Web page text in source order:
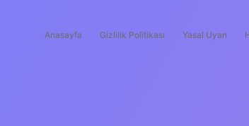
Anasayfa Gizlilik Politikası Yasal Uyarı